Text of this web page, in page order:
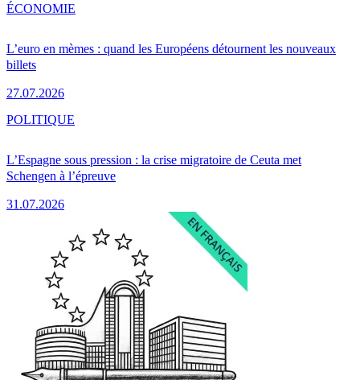
L’euro en mèmes : quand les Européens détournent les nouveaux
billets
27.07.2026
ÉCONOMIE
L’Espagne sous pression : la crise migratoire de Ceuta met
Schengen à l’épreuve
31.07.2026
POLITIQUE